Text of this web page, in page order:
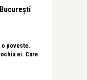
poveste.
ei. Care